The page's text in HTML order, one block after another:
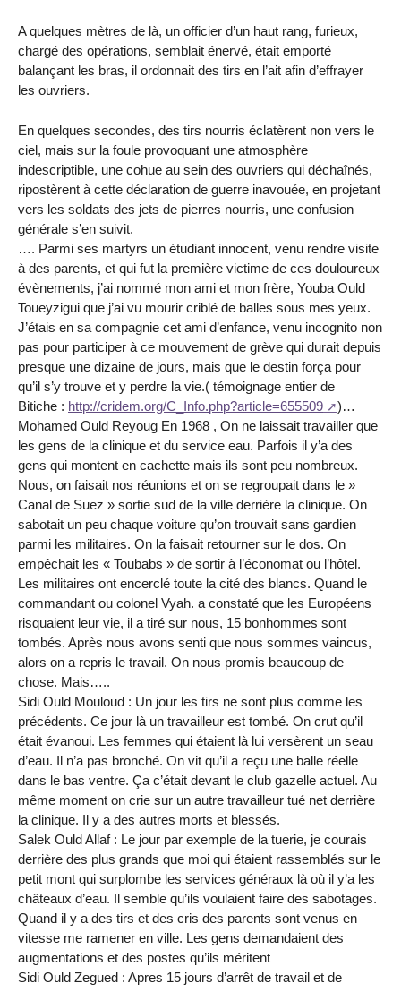
A quelques mètres de là, un officier d’un haut rang, furieux,
chargé des opérations, semblait énervé, était emporté
balançant les bras, il ordonnait des tirs en l’ait afin d’effrayer
les ouvriers.
En quelques secondes, des tirs nourris éclatèrent non vers le
ciel, mais sur la foule provoquant une atmosphère
indescriptible, une cohue au sein des ouvriers qui déchaînés,
ripostèrent à cette déclaration de guerre inavouée, en projetant
vers les soldats des jets de pierres nourris, une confusion
générale s’en suivit.
…. Parmi ses martyrs un étudiant innocent, venu rendre visite
à des parents, et qui fut la première victime de ces douloureux
évènements, j’ai nommé mon ami et mon frère, Youba Ould
Toueyzigui que j’ai vu mourir criblé de balles sous mes yeux.
J’étais en sa compagnie cet ami d’enfance, venu incognito non
pas pour participer à ce mouvement de grève qui durait depuis
presque une dizaine de jours, mais que le destin força pour
qu’il s’y trouve et y perdre la vie.( témoignage entier de
Bitiche : http://cridem.org/C_Info.php?article=655509
)…
Mohamed Ould Reyoug En 1968 , On ne laissait travailler que
les gens de la clinique et du service eau. Parfois il y’a des
gens qui montent en cachette mais ils sont peu nombreux.
Nous, on faisait nos réunions et on se regroupait dans le »
Canal de Suez » sortie sud de la ville derrière la clinique. On
sabotait un peu chaque voiture qu’on trouvait sans gardien
parmi les militaires. On la faisait retourner sur le dos. On
empêchait les « Toubabs » de sortir à l’économat ou l’hôtel.
Les militaires ont encerclé toute la cité des blancs. Quand le
commandant ou colonel Vyah. a constaté que les Européens
risquaient leur vie, il a tiré sur nous, 15 bonhommes sont
tombés. Après nous avons senti que nous sommes vaincus,
alors on a repris le travail. On nous promis beaucoup de
chose. Mais…..
Sidi Ould Mouloud : Un jour les tirs ne sont plus comme les
précédents. Ce jour là un travailleur est tombé. On crut qu’il
était évanoui. Les femmes qui étaient là lui versèrent un seau
d’eau. Il n’a pas bronché. On vit qu’il a reçu une balle réelle
dans le bas ventre. Ça c’était devant le club gazelle actuel. Au
même moment on crie sur un autre travailleur tué net derrière
la clinique. Il y a des autres morts et blessés.
Salek Ould Allaf : Le jour par exemple de la tuerie, je courais
derrière des plus grands que moi qui étaient rassemblés sur le
petit mont qui surplombe les services généraux là où il y’a les
châteaux d’eau. Il semble qu’ils voulaient faire des sabotages.
Quand il y a des tirs et des cris des parents sont venus en
vitesse me ramener en ville. Les gens demandaient des
augmentations et des postes qu’ils méritent
Sidi Ould Zegued : Apres 15 jours d’arrêt de travail et de